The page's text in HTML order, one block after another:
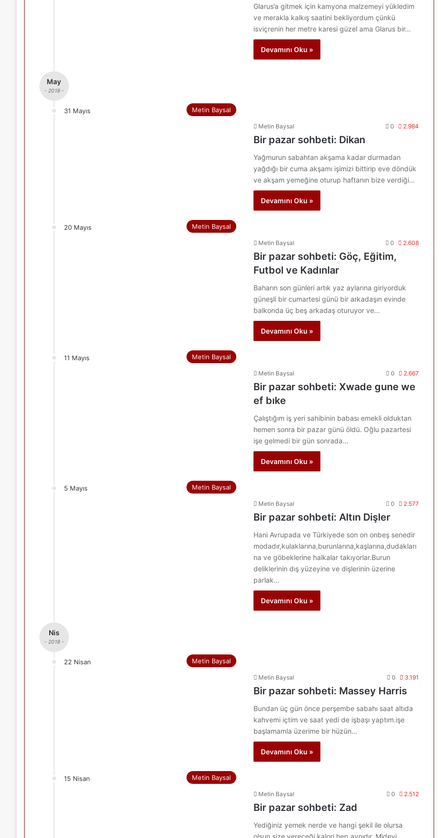
Glarus’a gitmek için kamyona malzemeyi yükledim
ve merakla kalkış saatini bekliyordum çünkü
isviçrenin her metre karesi güzel ama Glarus bir…
Devamını Oku »
May
- 2018 -
31 Mayıs Metin Baysal
Metin Baysal 0 2.984
Bir pazar sohbeti: Dikan
Yağmurun sabahtan akşama kadar durmadan
yağdığı bir cuma akşamı işimizi bittirip eve döndük
ve akşam yemeğine oturup haftanın bize verdiği…
Devamını Oku »
20 Mayıs Metin Baysal
Metin Baysal 0 2.608
Bir pazar sohbeti: Göç, Eğitim,
Futbol ve Kadınlar
Baharın son günleri artık yaz aylarına giriyorduk
güneşli bir cumartesi günü bir arkadaşın evinde
balkonda üç beş arkadaş oturuyor ve…
Devamını Oku »
11 Mayıs Metin Baysal
Metin Baysal 0 2.667
Bir pazar sohbeti: Xwade gune we
ef bıke
Çalıştığım iş yeri sahibinin babası emekli olduktan
hemen sonra bir pazar günü öldü. Oğlu pazartesi
işe gelmedi bir gün sonrada…
Devamını Oku »
5 Mayıs Metin Baysal
Metin Baysal 0 2.577
Bir pazar sohbeti: Altın Dişler
Hani Avrupada ve Türkiyede son on onbeş senedir
modadır,kulaklarına,burunlarına,kaşlarına,dudakları
na ve göbeklerine halkalar takıyorlar.Burun
deliklerinin dış yüzeyine ve dişlerinin üzerine
parlak…
Devamını Oku »
Nis
- 2018 -
22 Nisan Metin Baysal
Metin Baysal 0 3.191
Bir pazar sohbeti: Massey Harris
Bundan üç gün önce perşembe sabahı saat altıda
kahvemi içtim ve saat yedi de işbaşı yaptım.işe
başlamamla üzerime bir hüzün…
Devamını Oku »
15 Nisan Metin Baysal
Metin Baysal 0 2.512
Bir pazar sohbeti: Zad
Yediğiniz yemek nerde ve hangi şekil ile olursa
olsun size vereceği kalori hep aynıdır. Mideyi